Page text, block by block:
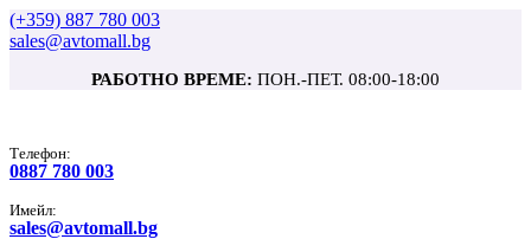
(+359) 887 780 003
sales@avtomall.bg
РАБОТНО ВРЕМЕ: ПОН.-ПЕТ. 08:00-18:00
Tелефон:
0887 780 003
Имейл:
sales@avtomall.bg